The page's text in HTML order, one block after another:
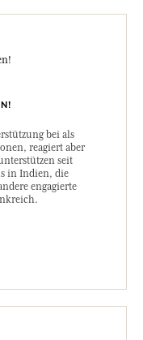
bei als
reagiert aber
seit
in Indien, die
engagierte